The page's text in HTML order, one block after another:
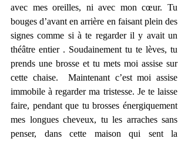
avec mes oreilles, ni avec mon cœur. Tu
bouges d’avant en arrière en faisant plein des
signes comme si à te regarder il y avait un
théâtre entier . Soudainement tu te lèves, tu
prends une brosse et tu mets moi assise sur
cette chaise.  Maintenant c’est moi assise
immobile à regarder ma tristesse. Je te laisse
faire, pendant que tu brosses énergiquement
mes longues cheveux, tu les arraches sans
penser, dans cette maison qui sent la